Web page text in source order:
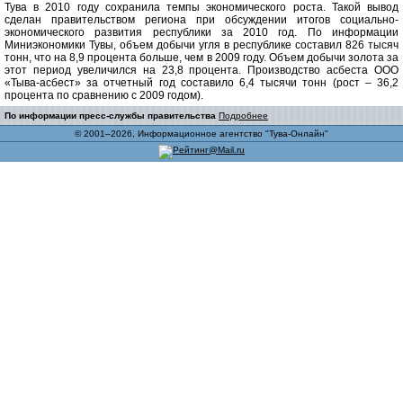
Тува в 2010 году сохранила темпы экономического роста. Такой вывод
сделан правительством региона при обсуждении итогов социально-
экономического развития республики за 2010 год. По информации
Миниэкономики Тувы, объем добычи угля в республике составил 826 тысяч
тонн, что на 8,9 процента больше, чем в 2009 году. Объем добычи золота за
этот период увеличился на 23,8 процента. Производство асбеста ООО
«Тыва-асбест» за отчетный год составило 6,4 тысячи тонн (рост – 36,2
процента по сравнению с 2009 годом).
По информации пресс-службы правительства Подробнее
© 2001–2026, Информационное агентство "Тува-Онлайн"